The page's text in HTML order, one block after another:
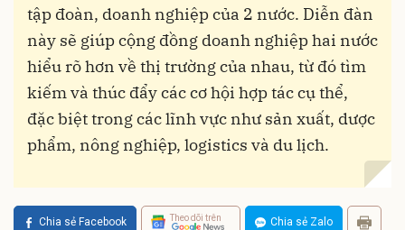
tập đoàn, doanh nghiệp của 2 nước. Diễn đàn
này sẽ giúp cộng đồng doanh nghiệp hai nước
hiểu rõ hơn về thị trường của nhau, từ đó tìm
kiếm và thúc đẩy các cơ hội hợp tác cụ thể,
đặc biệt trong các lĩnh vực như sản xuất, dược
phẩm, nông nghiệp, logistics và du lịch.
Chia sẻ Facebook Theo dõi trên Chia sẻ Zalo